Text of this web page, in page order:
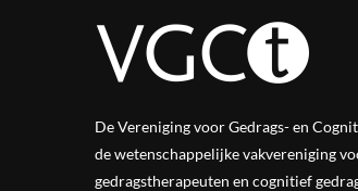
De Vereniging voor Gedrags- en
de wetenschappelijke vakvereniging
gedragstherapeuten en cognitief